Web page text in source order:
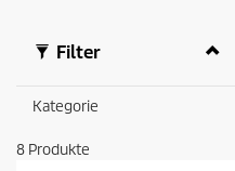
Filter
Kategorie
8 Produkte